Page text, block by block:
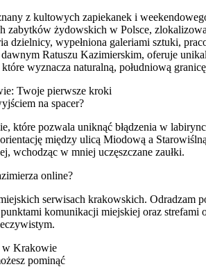
z kultowych zapiekanek i
zabytków żydowskich w Polsce,
dzielnicy, wypełniona galeriami sztuki,
Ratuszu Kazimierskim, oferuje
wyznacza naturalną, południową
Twoje pierwsze kroki
na spacer?
które pozwala uniknąć błądzenia w
między ulicą Miodową a
wchodząc w mniej uczęszczane zaułki.
online?
serwisach krakowskich. Odradzam
komunikacji miejskiej oraz
w Krakowie
pominąć